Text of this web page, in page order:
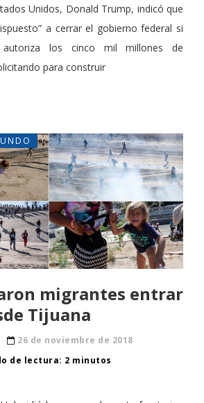
Unidos, Donald Trump, indicó que
a cerrar el gobierno federal si
los cinco mil millones de
para construir
migrantes entrar
Tijuana
26 de noviembre de 2018
de lectura: 2 minutos